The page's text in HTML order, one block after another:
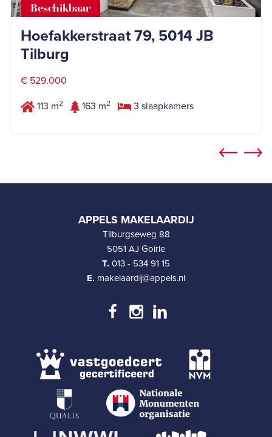
Beschikbaar
Hoefakkerstraat 79, 5014 JB
Tilburg
€ 529.000
113 m2 163 m2 3 slaapkamers
APPELS MAKELAARDIJ
Tilburgseweg 88
5051 AJ Goirle
T. 013 - 534 91 15
E. makelaardij@appels.nl